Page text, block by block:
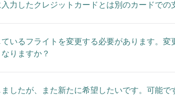
力したクレジットカードとは別のカードで
いるフライトを変更する必要があります。
りますか？
したが、また新たに希望したいです。可能で